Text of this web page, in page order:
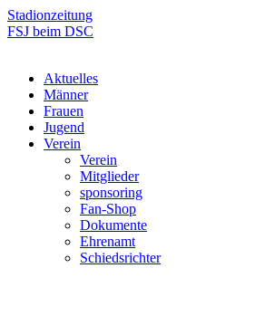
Zum
Inhalt
Stadionzeitung
FSJ beim DSC
Aktuelles
Männer
Frauen
Jugend
Verein
Verein
Mitglieder
sponsoring
Fan-Shop
Dokumente
Ehrenamt
Schiedsrichter